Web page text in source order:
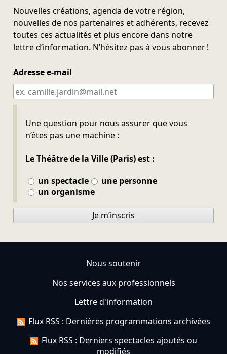
Nouvelles créations, agenda de votre région,
nouvelles de nos partenaires et adhérents, recevez
toutes ces actualités et plus encore dans notre
lettre d’information. N’hésitez pas à vous abonner !
Adresse e-mail
Une question pour nous assurer que vous
n’êtes pas une machine :
Le Théâtre de la Ville (Paris) est :
un spectacle
une personne
un organisme
Ne pas remplir
Je m’inscris
Nous soutenir
Nos services aux professionnels
Lettre d'information
Flux RSS : Dernières programmations archivées
Flux RSS : Derniers spectacles ajoutés ou
modifiés